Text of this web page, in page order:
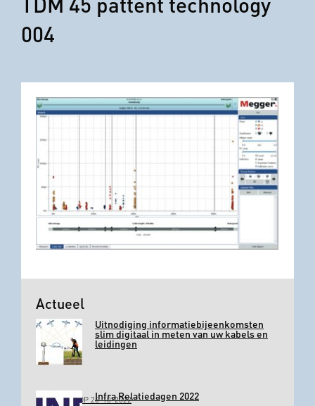
004
Actueel
Uitnodiging informatiebijeenkomsten
slim digitaal in meten van uw kabels en
leidingen
GEPLAATST OP 26-10-2022Infra Relatiedagen 2022